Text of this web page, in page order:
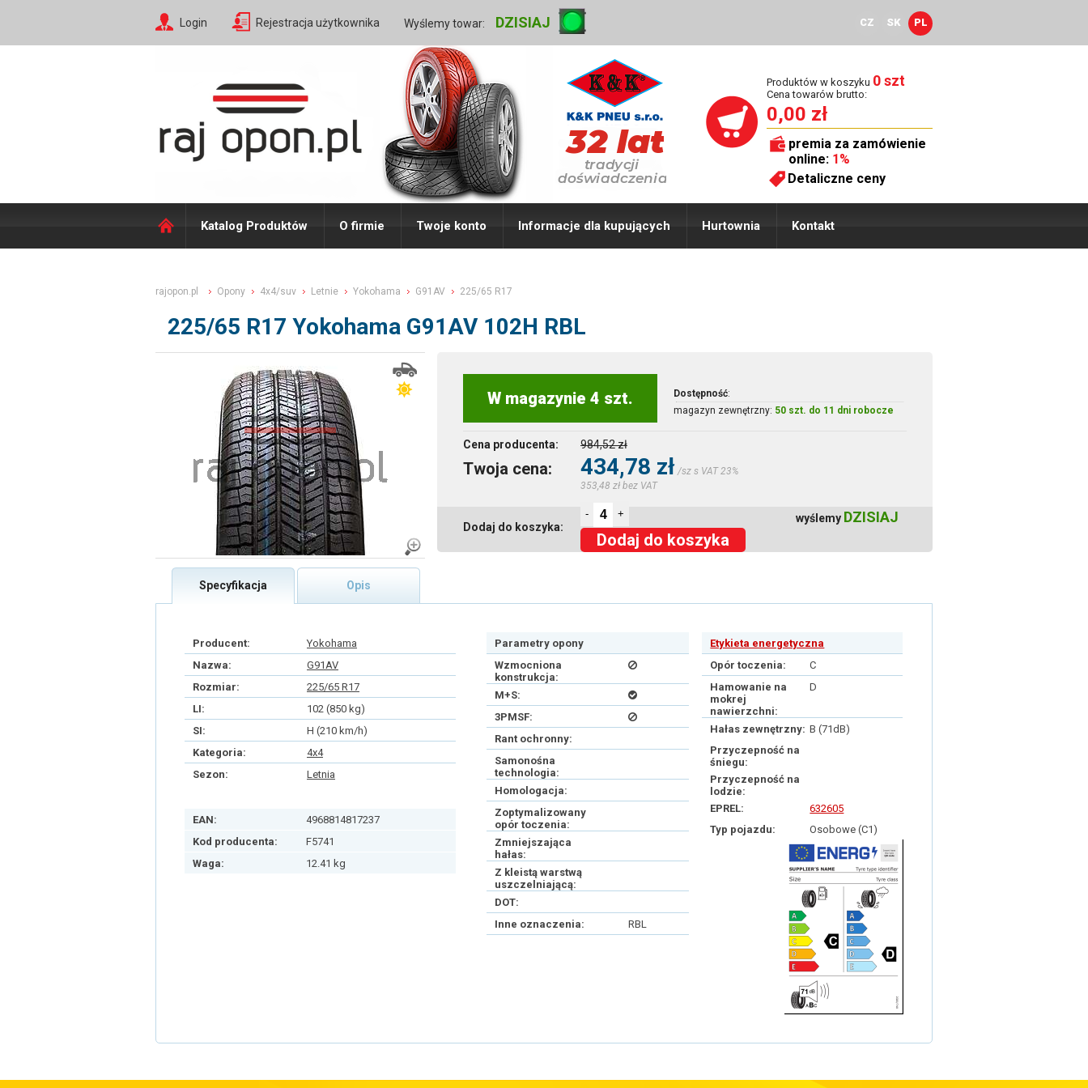
Login Rejestracja użytkownika Wyślemy towar: DZISIAJ CZ SK PL
Produktów w koszyku 0 szt
Cena towarów brutto:
0,00 zł
premia za zamówienie
online: 1%
Detaliczne ceny
Katalog Produktów O firmie Twoje konto Informacje dla kupujących Hurtownia Kontakt
rajopon.pl Opony 4x4/suv Letnie Yokohama G91AV 225/65 R17
225/65 R17 Yokohama G91AV 102H RBL
W magazynie 4 szt. Dostępność:
magazyn zewnętrzny: 50 szt. do 11 dni robocze
Cena producenta: 984,52 zł
Twoja cena: 434,78 zł /sz s VAT 23%
353,48 zł bez VAT
Dodaj do koszyka:
wyślemy DZISIAJ
- +
Dodaj do koszyka
Specyfikacja Opis
Producent:
Yokohama
Nazwa:
G91AV
Rozmiar:
225/65 R17
LI:
102 (850 kg)
SI:
H (210 km/h)
Kategoria:
4x4
Sezon:
Letnia
EAN:
4968814817237
Kod producenta:
F5741
Waga:
12.41 kg
Parametry opony
Wzmocniona
konstrukcja:
M+S:
3PMSF:
Rant ochronny:
Samonośna
technologia:
Homologacja:
Zoptymalizowany
opór toczenia:
Zmniejszająca
hałas:
Z kleistą warstwą
uszczelniającą:
DOT:
Inne oznaczenia:
RBL
Etykieta energetyczna
Opór toczenia:
C
Hamowanie na
mokrej
nawierzchni:
D
Hałas zewnętrzny: B (71dB)
Przyczepność na
śniegu:
Przyczepność na
lodzie:
EPREL:
632605
Typ pojazdu:
Osobowe (C1)